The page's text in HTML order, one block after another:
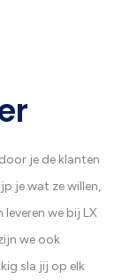
je de klanten
je wat ze willen,
we bij LX
we ook
sla jij op elk